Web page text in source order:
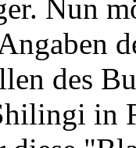
Nun
des
in